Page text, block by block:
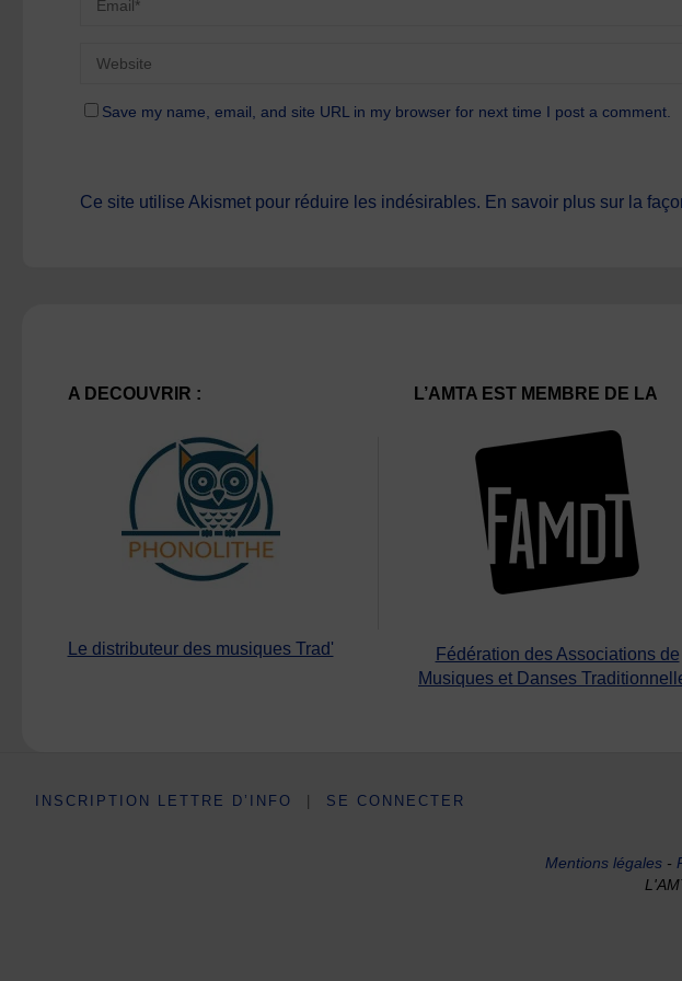
Save my name, email, and site URL in my browser for next time I post a comment.
Ce site utilise Akismet pour réduire les indésirables. En savoir plus sur la
A DECOUVRIR :
Le distributeur des musiques Trad'
L’AMTA EST MEMBRE DE LA
Fédération des Associations de
Musiques et Danses
INSCRIPTION LETTRE D’INFO SE CONNECTER
Mentions légales-